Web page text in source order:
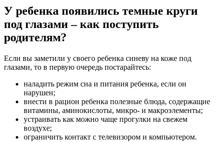
У ребенка появились темные круги
под глазами – как поступить
родителям?
Если вы заметили у своего ребенка синеву на коже под
глазами, то в первую очередь постарайтесь:
наладить режим сна и питания ребенка, если он
нарушен;
внести в рацион ребенка полезные блюда, содержащие
витамины, аминокислоты, микро- и макроэлементы;
устраивать как можно чаще прогулки на свежем
воздухе;
ограничить контакт с телевизором и компьютером.